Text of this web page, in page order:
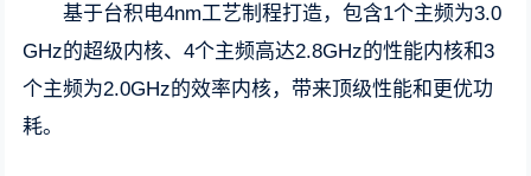
基于台积电4nm工艺制程打造，包含1个主频为3.0
GHz的超级内核、4个主频高达2.8GHz的性能内核和3
个主频为2.0GHz的效率内核，带来顶级性能和更优功
耗。